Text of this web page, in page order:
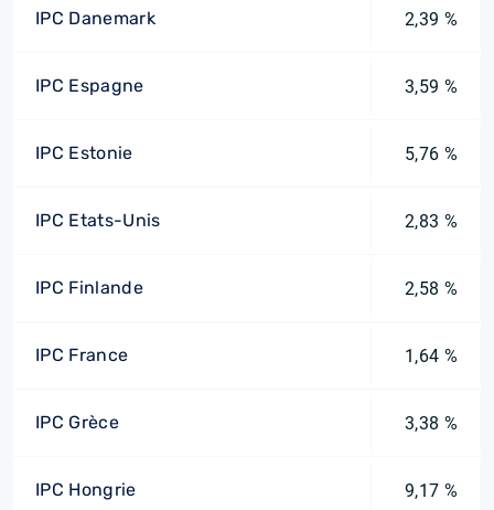
IPC Danemark 2,39 %
IPC Espagne 3,59 %
IPC Estonie 5,76 %
IPC Etats-Unis 2,83 %
IPC Finlande 2,58 %
IPC France 1,64 %
IPC Grèce 3,38 %
IPC Hongrie 9,17 %